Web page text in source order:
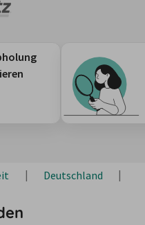
Deutschland